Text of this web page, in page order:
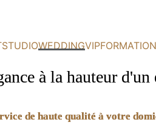
STUDIOWEDDINGVIPFORMATION
à la hauteur
de haute qualité à votre